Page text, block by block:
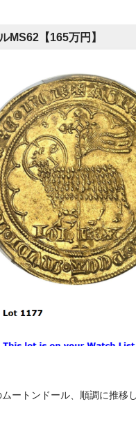
MS62【165万円】
ートンドール、順調に推移